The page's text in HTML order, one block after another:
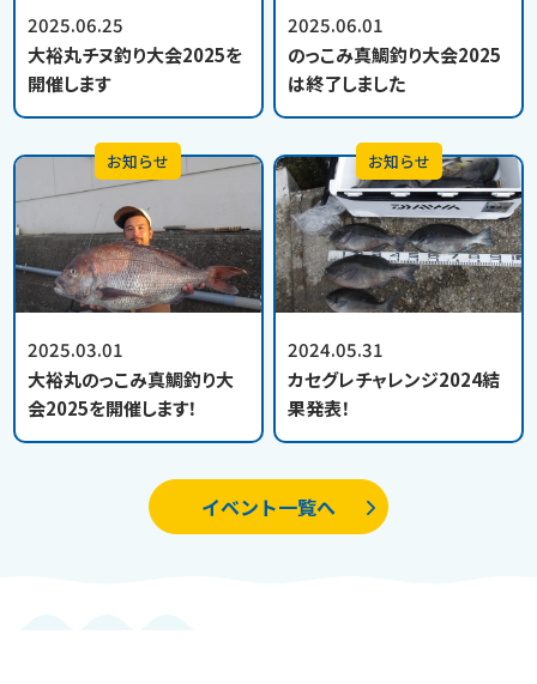
2025.06.25
大裕丸チヌ釣り大会2025を
開催します
2025.06.01
のっこみ真鯛釣り大会2025
は終了しました
2025.03.01
大裕丸のっこみ真鯛釣り大
会2025を開催します！
お知らせ
2024.05.31
カセグレチャレンジ2024結
果発表！
お知らせ
イベント一覧へ